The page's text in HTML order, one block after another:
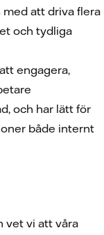
att driva flera
och tydliga
engagera,
och har lätt för
både internt
vet vi att våra